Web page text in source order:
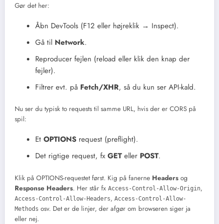
Gør det her:
Åbn DevTools (F12 eller højreklik → Inspect).
Gå til Network.
Reproducer fejlen (reload eller klik den knap der
fejler).
Filtrer evt. på Fetch/XHR, så du kun ser API-kald.
Nu ser du typisk to requests til samme URL, hvis der er CORS på
spil:
Et OPTIONS request (preflight).
Det rigtige request, fx GETeller POST.
Klik på OPTIONS-requestet først. Kig på fanerne Headers og
Response Headers. Her står fx Access-Control-Allow-Origin,
Access-Control-Allow-Headers, Access-Control-Allow-
Methods osv. Det er de linjer, der afgør om browseren siger ja
eller nej.